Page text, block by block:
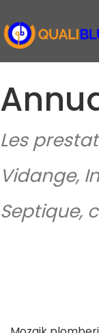
Les
Vidange,
Septique,